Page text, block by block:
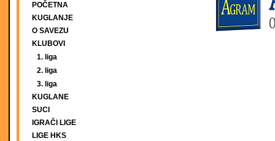
POČETNA
KUGLANJE
O SAVEZU
KLUBOVI
1. liga
2. liga
3. liga
KUGLANE
SUCI
IGRAČI LIGE
LIGE HKS